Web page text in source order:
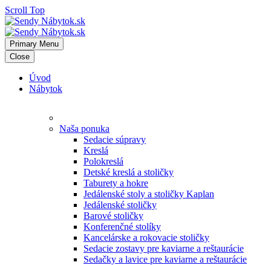
Scroll Top
Primary Menu
Close
Úvod
Nábytok
Naša ponuka
Sedacie súpravy
Kreslá
Polokreslá
Detské kreslá a stoličky
Taburety a hokre
Jedálenské stoly a stoličky Kaplan
Jedálenské stoličky
Barové stoličky
Konferenčné stolíky
Kancelárske a rokovacie stoličky
Sedacie zostavy pre kaviarne a reštaurácie
Sedačky a lavice pre kaviarne a reštaurácie